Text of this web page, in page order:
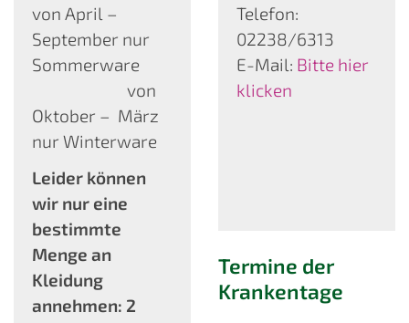
von April –
September nur
Sommerware
von
Oktober – März
nur Winterware
Leider können
wir nur eine
bestimmte
Menge an
Kleidung
annehmen: 2
Telefon:
02238/6313
E-Mail: Bitte hier
klicken
Termine der
Krankentage